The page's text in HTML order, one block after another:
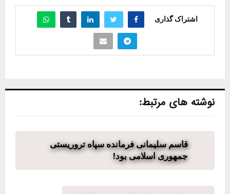
اشتراک گذاری
نوشته های مرتبط:
قاسم سلیمانی فرمانده سپاه تروریستی
جمهوری اسلامی بود!